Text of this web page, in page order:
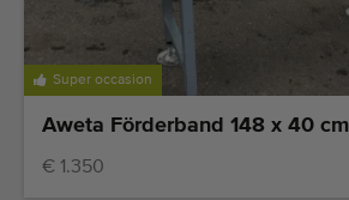
Super occasion
Aweta Förderband 148 x 40 cm
€ 1.350